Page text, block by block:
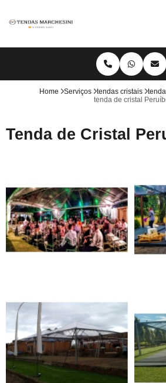
Home Serviços tendas cristais
tenda de cristal
Tenda de Cristal